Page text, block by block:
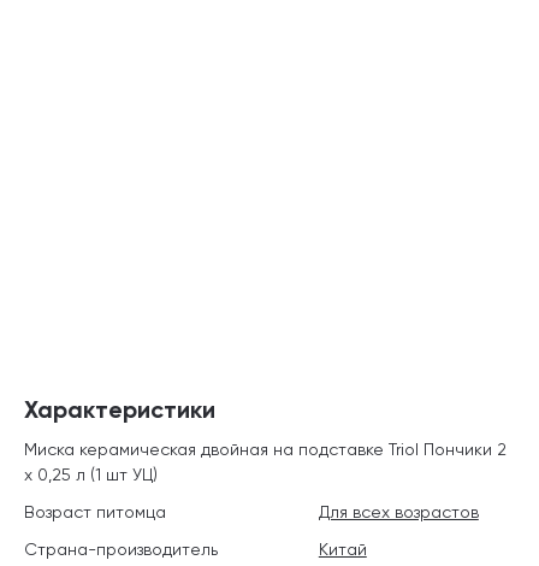
Характеристики
Миска керамическая двойная на подставке Triol Пончики 2
х 0,25 л (1 шт УЦ)
Возраст питомца
Для всех возрастов
Страна-производитель
Китай